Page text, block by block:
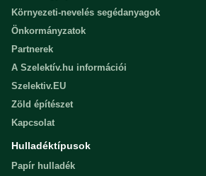
Környezeti-nevelés segédanyagok
Önkormányzatok
Partnerek
A Szelektív.hu információi
Szelektiv.EU
Zöld építészet
Kapcsolat
Hulladéktípusok
Papír hulladék